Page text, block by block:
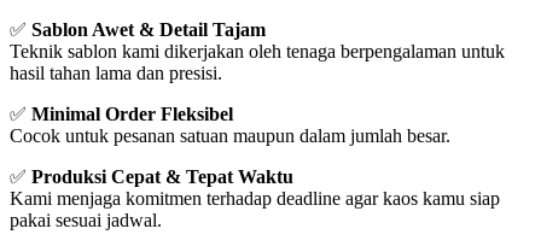
✅ Sablon Awet & Detail Tajam
Teknik sablon kami dikerjakan oleh tenaga berpengalaman untuk
hasil tahan lama dan presisi.
✅ Minimal Order Fleksibel
Cocok untuk pesanan satuan maupun dalam jumlah besar.
✅ Produksi Cepat & Tepat Waktu
Kami menjaga komitmen terhadap deadline agar kaos kamu siap
pakai sesuai jadwal.